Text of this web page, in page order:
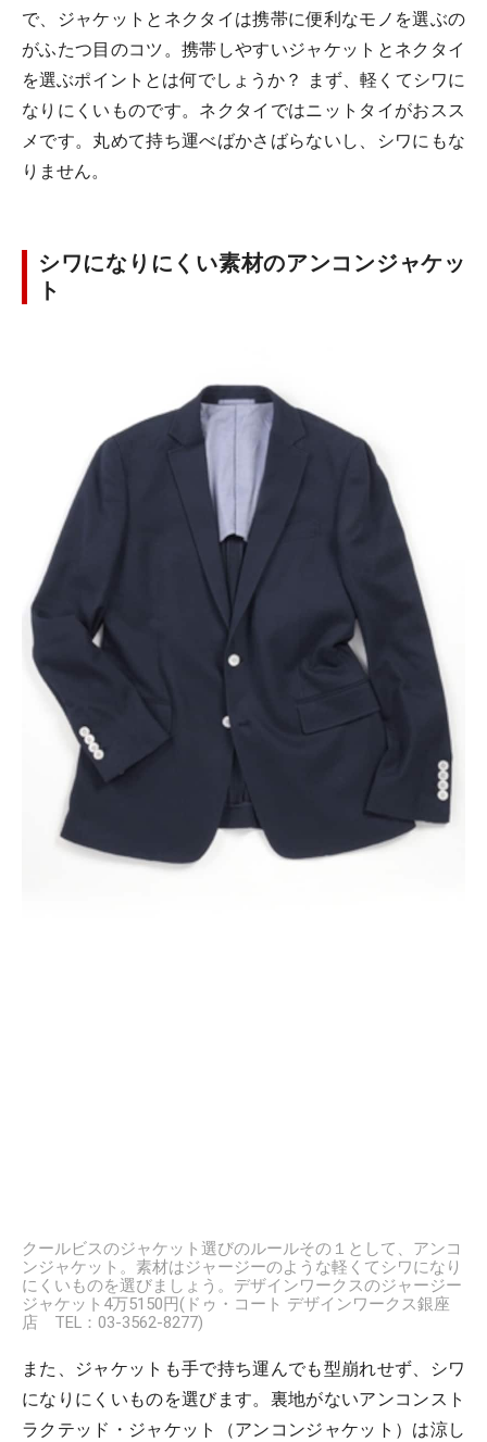
で、ジャケットとネクタイは携帯に便利なモノを選ぶの
がふたつ目のコツ。携帯しやすいジャケットとネクタイ
を選ぶポイントとは何でしょうか？ まず、軽くてシワに
なりにくいものです。ネクタイではニットタイがおスス
メです。丸めて持ち運べばかさばらないし、シワにもな
りません。
シワになりにくい素材のアンコンジャケッ
ト
クールビスのジャケット選びのルールその１として、アンコ
ンジャケット。素材はジャージーのような軽くてシワになり
にくいものを選びましょう。デザインワークスのジャージー
ジャケット4万5150円(ドゥ・コート デザインワークス銀座
店 TEL：03-3562-8277)
また、ジャケットも手で持ち運んでも型崩れせず、シワ
になりにくいものを選びます。裏地がないアンコンスト
ラクテッド・ジャケット（アンコンジャケット）は涼し